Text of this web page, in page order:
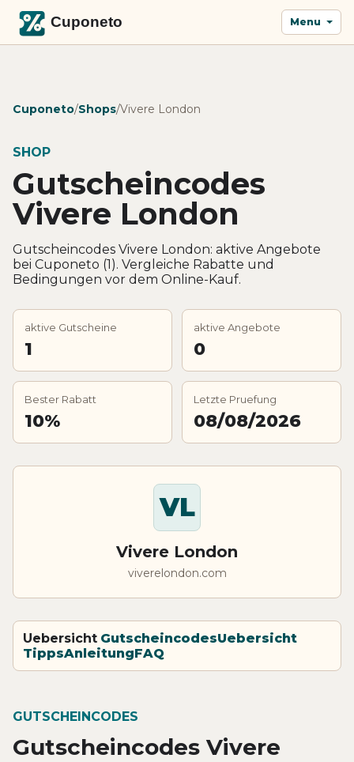
Menu
Cuponeto/Shops/Vivere London
SHOP
Gutscheincodes
Vivere London
Gutscheincodes Vivere London: aktive Angebote
bei Cuponeto (1). Vergleiche Rabatte und
Bedingungen vor dem Online-Kauf.
aktive Gutscheine
1
aktive Angebote
0
Bester Rabatt
10%
Letzte Pruefung
08/08/2026
VL
Vivere London
viverelondon.com
Uebersicht GutscheincodesUebersicht
TippsAnleitungFAQ
GUTSCHEINCODES
Gutscheincodes Vivere